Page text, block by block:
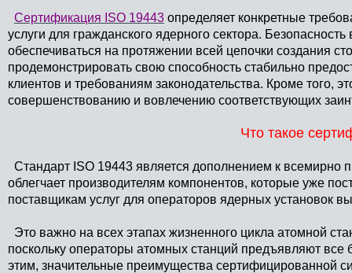
Сертификация ISO 19443 определяет конкретные
услуги для гражданского ядерного сектора.
обеспечиваться на протяжении всей цепочки создания
продемонстрировать свою способность стабильно
клиентов и требованиям законодательства. Кроме того,
совершенствованию и вовлечению соответствующих
Что такое
Стандарт ISO 19443 является дополнением к всемирно
облегчает производителям компонентов, которые уже
поставщикам услуг для операторов ядерных установок
Это важно на всех этапах жизненного цикла атомной
поскольку операторы атомных станций предъявляют
этим, значительные преимущества сертифицированной